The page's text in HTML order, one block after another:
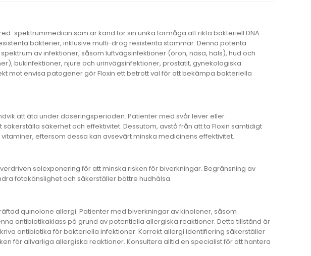
spektrummedicin som är känd för sin unika förmåga att rikta bakteriell DNA-
bakterier, inklusive multi-drog resistenta stammar. Denna potenta
av infektioner, såsom luftvägsinfektioner (öron, näsa, hals), hud och
bukinfektioner, njure och urinvägsinfektioner, prostatit, gynekologiska
mot envisa patogener gör Floxin ett betrott val för att bekämpa bakteriella
att äta under doseringsperioden. Patienter med svår lever eller
säkerhet och effektivitet. Dessutom, avstå från att ta Floxin samtidigt
eftersom dessa kan avsevärt minska medicinens effektivitet.
solexponering för att minska risken för biverkningar. Begränsning av
fotokänslighet och säkerställer bättre hudhälsa.
quinolone allergi. Patienter med biverkningar av kinoloner, såsom
antibiotikaklass på grund av potentiella allergiska reaktioner. Detta tillstånd är
antibiotika för bakteriella infektioner. Korrekt allergi identifiering säkerställer
för allvarliga allergiska reaktioner. Konsultera alltid en specialist för att hantera